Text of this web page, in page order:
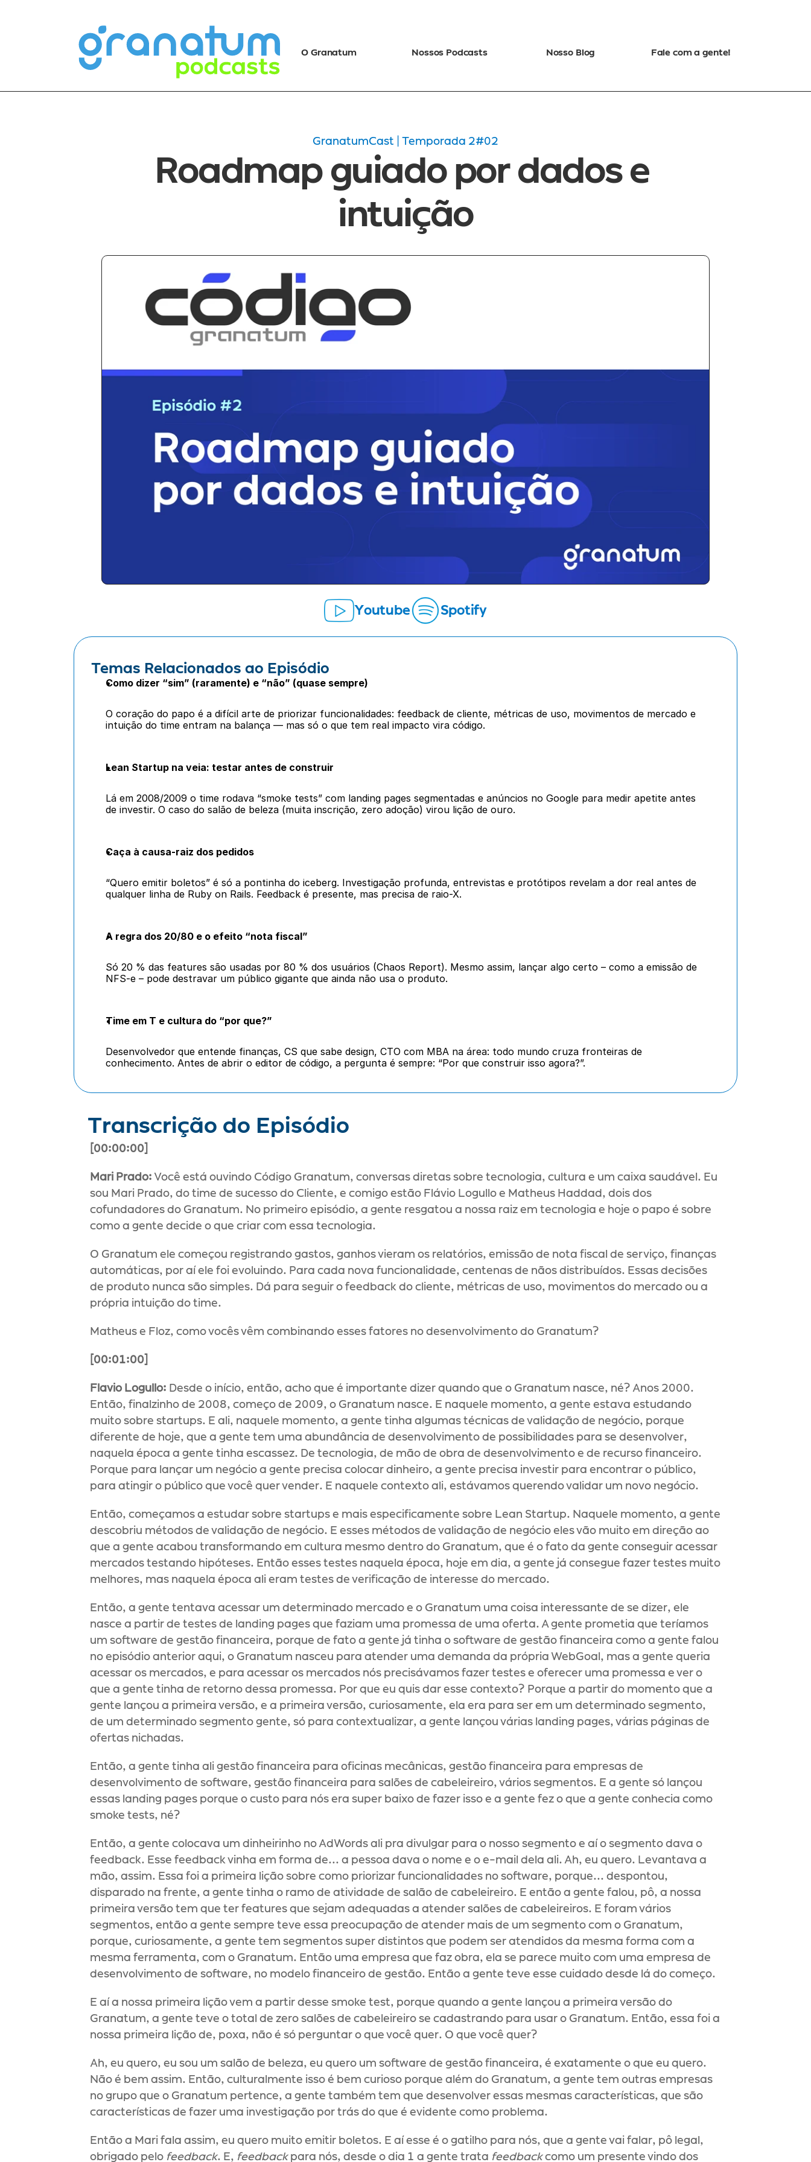
O Granatum Nossos Podcasts Nosso Blog Fale com a gente!
GranatumCast | Temporada 2#02
Roadmap guiado por dados e
intuição
Youtube Spotify
Temas Relacionados ao Episódio
Como dizer “sim” (raramente) e “não” (quase sempre)
O coração do papo é a difícil arte de priorizar funcionalidades: feedback de cliente, métricas de uso, movimentos de mercado e
intuição do time entram na balança — mas só o que tem real impacto vira código.
Lean Startup na veia: testar antes de construir
Lá em 2008/2009 o time rodava “smoke tests” com landing pages segmentadas e anúncios no Google para medir apetite antes
de investir. O caso do salão de beleza (muita inscrição, zero adoção) virou lição de ouro.
Caça à causa-raiz dos pedidos
“Quero emitir boletos” é só a pontinha do iceberg. Investigação profunda, entrevistas e protótipos revelam a dor real antes de
qualquer linha de Ruby on Rails. Feedback é presente, mas precisa de raio-X.
A regra dos 20/80 e o efeito “nota fiscal”
Só 20 % das features são usadas por 80 % dos usuários (Chaos Report). Mesmo assim, lançar algo certo – como a emissão de
NFS-e – pode destravar um público gigante que ainda não usa o produto.
Time em T e cultura do “por que?”
Desenvolvedor que entende finanças, CS que sabe design, CTO com MBA na área: todo mundo cruza fronteiras de
conhecimento. Antes de abrir o editor de código, a pergunta é sempre: “Por que construir isso agora?”.
Transcrição do Episódio
​[00:00:00]
Mari Prado: Você está ouvindo Código Granatum, conversas diretas sobre tecnologia, cultura e um caixa saudável. Eu
sou Mari Prado, do time de sucesso do Cliente, e comigo estão Flávio Logullo e Matheus Haddad, dois dos
cofundadores do Granatum. No primeiro episódio, a gente resgatou a nossa raiz em tecnologia e hoje o papo é sobre
como a gente decide o que criar com essa tecnologia.
O Granatum ele começou registrando gastos, ganhos vieram os relatórios, emissão de nota fiscal de serviço, finanças
automáticas, por aí ele foi evoluindo. Para cada nova funcionalidade, centenas de nãos distribuídos. Essas decisões
de produto nunca são simples. Dá para seguir o feedback do cliente, métricas de uso, movimentos do mercado ou a
própria intuição do time.
Matheus e Floz, como vocês vêm combinando esses fatores no desenvolvimento do Granatum?
[00:01:00]
Flavio Logullo: Desde o início, então, acho que é importante dizer quando que o Granatum nasce, né? Anos 2000.
Então, finalzinho de 2008, começo de 2009, o Granatum nasce. E naquele momento, a gente estava estudando
muito sobre startups. E ali, naquele momento, a gente tinha algumas técnicas de validação de negócio, porque
diferente de hoje, que a gente tem uma abundância de desenvolvimento de possibilidades para se desenvolver,
naquela época a gente tinha escassez. De tecnologia, de mão de obra de desenvolvimento e de recurso financeiro.
Porque para lançar um negócio a gente precisa colocar dinheiro, a gente precisa investir para encontrar o público,
para atingir o público que você quer vender. E naquele contexto ali, estávamos querendo validar um novo negócio.
Então, começamos a estudar sobre startups e mais especificamente sobre Lean Startup. Naquele momento, a gente
descobriu métodos de validação de negócio. E esses métodos de validação de negócio eles vão muito em direção ao
que a gente acabou transformando em cultura mesmo dentro do Granatum, que é o fato da gente conseguir acessar
mercados testando hipóteses. Então esses testes naquela época, hoje em dia, a gente já consegue fazer testes muito
melhores, mas naquela época ali eram testes de verificação de interesse do mercado.
Então, a gente tentava acessar um determinado mercado e o Granatum uma coisa interessante de se dizer, ele
nasce a partir de testes de landing pages que faziam uma promessa de uma oferta. A gente prometia que teríamos
um software de gestão financeira, porque de fato a gente já tinha o software de gestão financeira como a gente falou
no episódio anterior aqui, o Granatum nasceu para atender uma demanda da própria WebGoal, mas a gente queria
acessar os mercados, e para acessar os mercados nós precisávamos fazer testes e oferecer uma promessa e ver o
que a gente tinha de retorno dessa promessa. Por que eu quis dar esse contexto? Porque a partir do momento que a
gente lançou a primeira versão, e a primeira versão, curiosamente, ela era para ser em um determinado segmento,
de um determinado segmento gente, só para contextualizar, a gente lançou várias landing pages, várias páginas de
ofertas nichadas.
Então, a gente tinha ali gestão financeira para oficinas mecânicas, gestão financeira para empresas de
desenvolvimento de software, gestão financeira para salões de cabeleireiro, vários segmentos. E a gente só lançou
essas landing pages porque o custo para nós era super baixo de fazer isso e a gente fez o que a gente conhecia como
smoke tests, né?
Então, a gente colocava um dinheirinho no AdWords ali pra divulgar para o nosso segmento e aí o segmento dava o
feedback. Esse feedback vinha em forma de... a pessoa dava o nome e o e-mail dela ali. Ah, eu quero. Levantava a
mão, assim. Essa foi a primeira lição sobre como priorizar funcionalidades no software, porque... despontou,
disparado na frente, a gente tinha o ramo de atividade de salão de cabeleireiro. E então a gente falou, pô, a nossa
primeira versão tem que ter features que sejam adequadas a atender salões de cabeleireiros. E foram vários
segmentos, então a gente sempre teve essa preocupação de atender mais de um segmento com o Granatum,
porque, curiosamente, a gente tem segmentos super distintos que podem ser atendidos da mesma forma com a
mesma ferramenta, com o Granatum. Então uma empresa que faz obra, ela se parece muito com uma empresa de
desenvolvimento de software, no modelo financeiro de gestão. Então a gente teve esse cuidado desde lá do começo.
E aí a nossa primeira lição vem a partir desse smoke test, porque quando a gente lançou a primeira versão do
Granatum, a gente teve o total de zero salões de cabeleireiro se cadastrando para usar o Granatum. Então, essa foi a
nossa primeira lição de, poxa, não é só perguntar o que você quer. O que você quer?
Ah, eu quero, eu sou um salão de beleza, eu quero um software de gestão financeira, é exatamente o que eu quero.
Não é bem assim. Então, culturalmente isso é bem curioso porque além do Granatum, a gente tem outras empresas
no grupo que o Granatum pertence, a gente também tem que desenvolver essas mesmas características, que são
características de fazer uma investigação por trás do que é evidente como problema.
Então a Mari fala assim, eu quero muito emitir boletos. E aí esse é o gatilho para nós, que a gente vai falar, pô legal,
obrigado pelo feedback. E, feedback para nós, desde o dia 1 a gente trata feedback como um presente vindo dos